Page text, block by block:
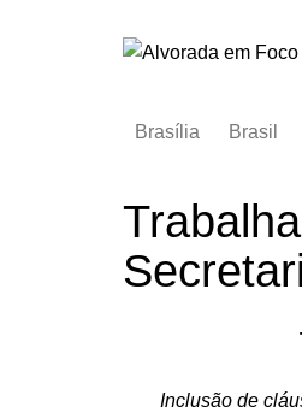
Brasília
Brasil
Inclusão de